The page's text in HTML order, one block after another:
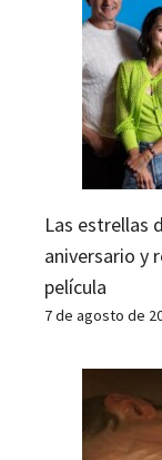
Las estrellas
aniversario y
película
7 de agosto de